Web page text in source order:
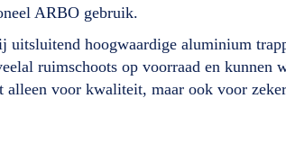
ARBO gebruik.
hoogwaardige aluminium
ruimschoots op voorraad en kunnen
voor kwaliteit, maar ook voor